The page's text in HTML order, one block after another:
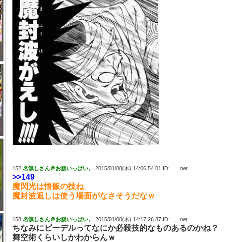
152:名無しさん＠お腹いっぱい。 2015/01/08(木) 14:06:54.01 ID:___.net
>>149
魔閃光は悟飯の技ね
魔封波返しは使う場面がなさそうだなｗ
158:名無しさん＠お腹いっぱい。 2015/01/08(木) 14:17:26.87 ID:___.net
ちなみにビーデルってなにか必殺技的なものあるのかね？
舞空術くらいしかわからんｗ